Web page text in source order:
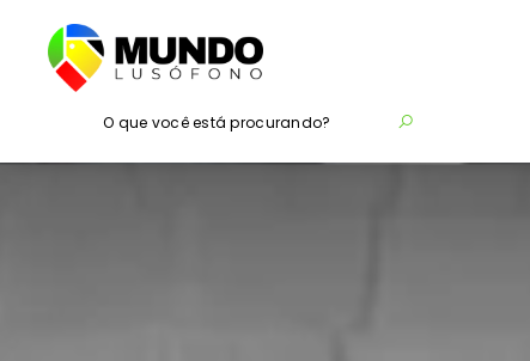
O que você está procurando?